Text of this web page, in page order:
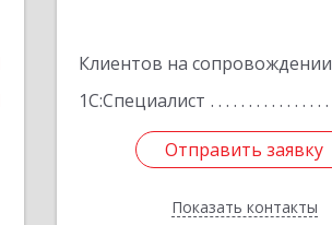
Клиентов на сопровождении
1С:Специалист
Отправить заявку
Показать контакты
Отправить заявку
Назад